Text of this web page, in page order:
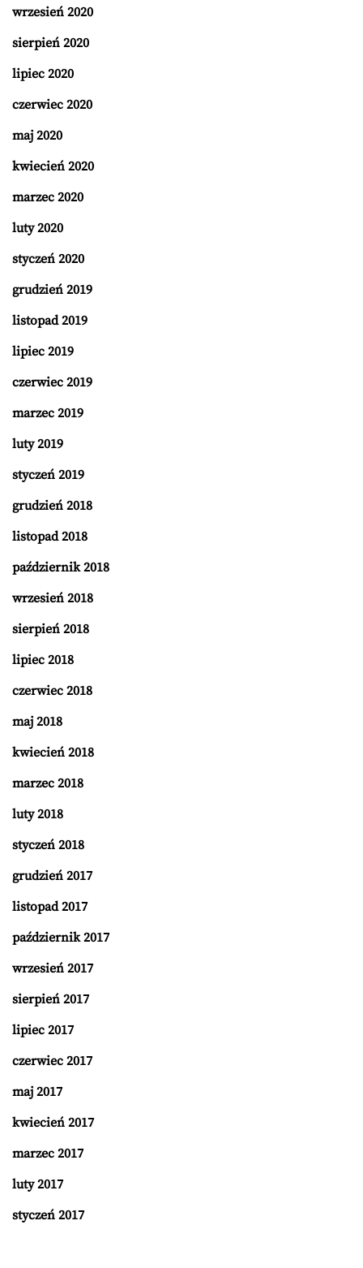
wrzesień 2020
sierpień 2020
lipiec 2020
czerwiec 2020
maj 2020
kwiecień 2020
marzec 2020
luty 2020
styczeń 2020
grudzień 2019
listopad 2019
lipiec 2019
czerwiec 2019
marzec 2019
luty 2019
styczeń 2019
grudzień 2018
listopad 2018
październik 2018
wrzesień 2018
sierpień 2018
lipiec 2018
czerwiec 2018
maj 2018
kwiecień 2018
marzec 2018
luty 2018
styczeń 2018
grudzień 2017
listopad 2017
październik 2017
wrzesień 2017
sierpień 2017
lipiec 2017
czerwiec 2017
maj 2017
kwiecień 2017
marzec 2017
luty 2017
styczeń 2017